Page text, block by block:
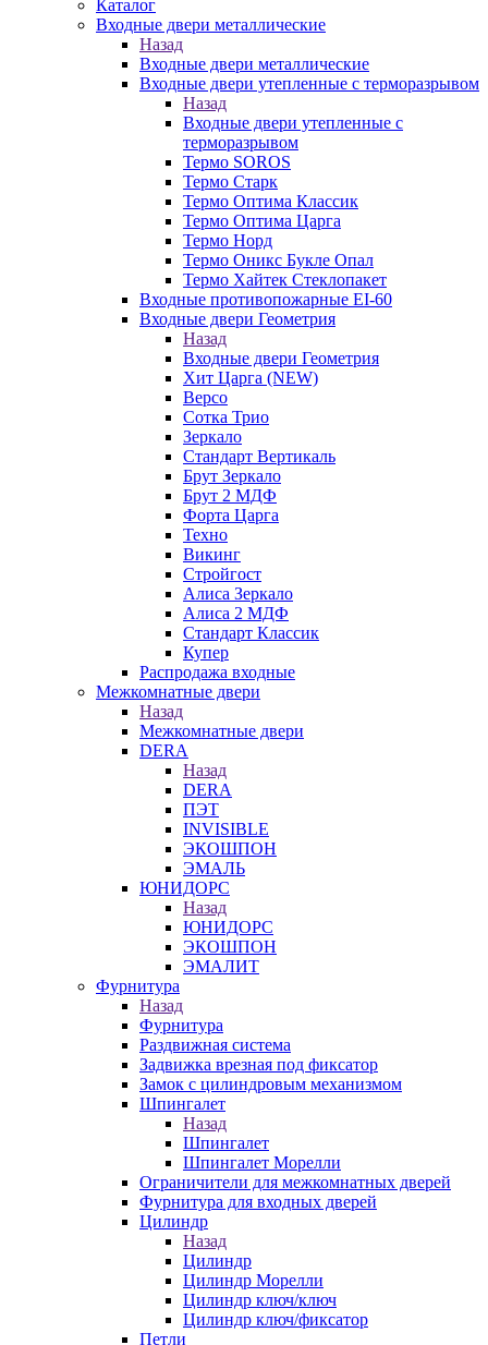
Каталог
Входные двери металлические
Назад
Входные двери металлические
Входные двери утепленные с терморазрывом
Назад
Входные двери утепленные с
терморазрывом
Термо SOROS
Термо Старк
Термо Оптима Классик
Термо Оптима Царга
Термо Норд
Термо Оникс Букле Опал
Термо Хайтек Стеклопакет
Входные противопожарные EI-60
Входные двери Геометрия
Назад
Входные двери Геометрия
Хит Царга (NEW)
Версо
Сотка Трио
Зеркало
Стандарт Вертикаль
Брут Зеркало
Брут 2 МДФ
Форта Царга
Техно
Викинг
Стройгост
Алиса Зеркало
Алиса 2 МДФ
Стандарт Классик
Купер
Распродажа входные
Межкомнатные двери
Назад
Межкомнатные двери
DERA
Назад
DERA
ПЭТ
INVISIBLE
ЭКОШПОН
ЭМАЛЬ
ЮНИДОРС
Назад
ЮНИДОРС
ЭКОШПОН
ЭМАЛИТ
Фурнитура
Назад
Фурнитура
Раздвижная система
Задвижка врезная под фиксатор
Замок с цилиндровым механизмом
Шпингалет
Назад
Шпингалет
Шпингалет Морелли
Ограничители для межкомнатных дверей
Фурнитура для входных дверей
Цилиндр
Назад
Цилиндр
Цилиндр Морелли
Цилиндр ключ/ключ
Цилиндр ключ/фиксатор
Петли